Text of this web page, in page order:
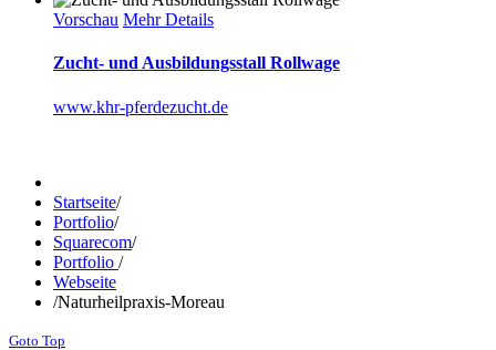
Vorschau Mehr Details
Zucht- und Ausbildungsstall Rollwage
www.khr-pferdezucht.de
Startseite/
Portfolio/
Squarecom/
Portfolio /
Webseite
/Naturheilpraxis-Moreau
Goto Top